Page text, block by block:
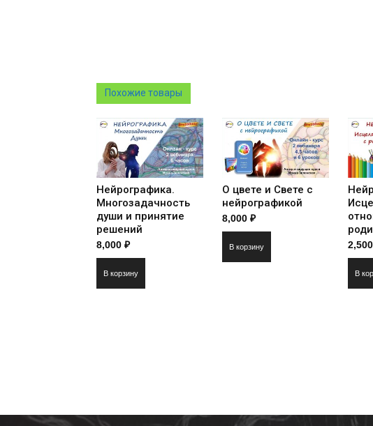
Похожие товары
Нейрографика.
Многозадачность
души и принятие
решений
8,000 ₽
В корзину
О цвете и Свете с
нейрографикой
8,000 ₽
В корзину 2,500
В